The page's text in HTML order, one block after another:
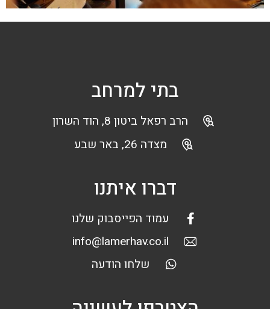
בתי למרחב
הרב רפאל ביטון 8, הוד השרון
מצדה 26, באר שבע
דברו איתנו
עמוד הפייסבוק שלנו
info@lamerhav.co.il
שלחו הודעה